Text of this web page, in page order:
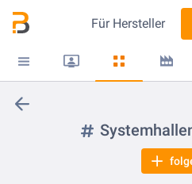
Für Hersteller